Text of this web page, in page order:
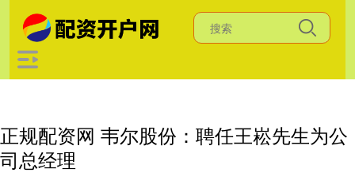
正规配资网 韦尔股份：聘任王崧先生为公
司总经理